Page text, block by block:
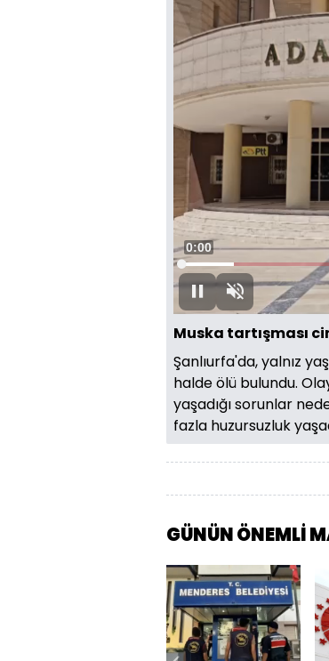
DuraklatSesi
Aç
Süre
0:01
Yüklendi:
9.49%
Muska tartışması
Şanlıurfa'da, yalnız
halde ölü bulundu.
yaşadığı sorunlar
fazla huzursuzluk
GÜNÜN ÖNEMLİ